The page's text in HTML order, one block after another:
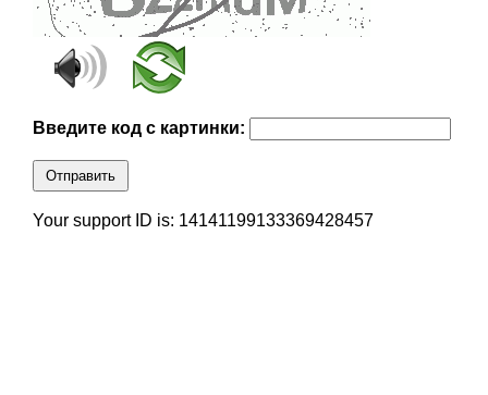
Введите код с картинки:
Отправить
Your support ID is: 14141199133369428457